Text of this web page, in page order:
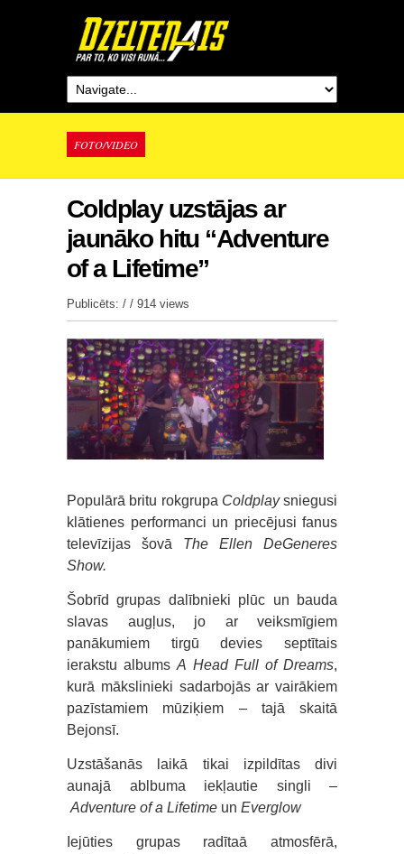
FOTO/VIDEO
Coldplay uzstājas ar
jaunāko hitu “Adventure
of a Lifetime”
Publicēts: / / 914 views
Populārā britu rokgrupa Coldplaysniegusi
klātienes performanci un priecējusi fanus
televīzijas šovā The Ellen DeGeneres
Show.
Šobrīd grupas dalībnieki plūc un bauda
slavas augļus, jo ar veiksmīgiem
panākumiem tirgū devies septītais
ierakstu albumsA Head Full of Dreams,
kurā mākslinieki sadarbojās ar vairākiem
pazīstamiem mūziķiem – tajā skaitā
Bejonsī.
Uzstāšanās laikā tikai izpildītas divi
aunajā ablbuma iekļautie singli –
Adventure of a Lifetime un Everglow
Iejūties grupas radītaā atmosfērā,